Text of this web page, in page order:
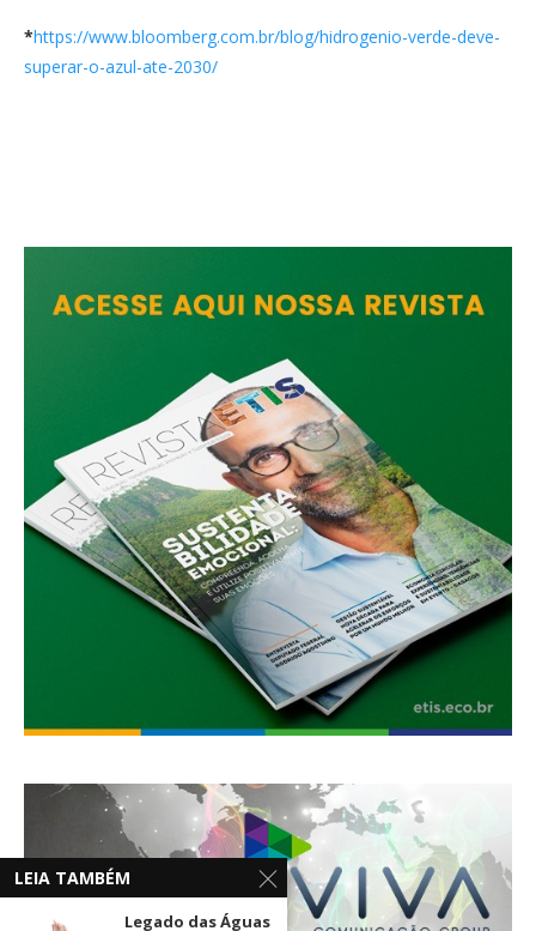
*https://www.bloomberg.com.br/blog/hidrogenio-verde-deve-
superar-o-azul-ate-2030/
LEIA TAMBÉM
Legado das Águas